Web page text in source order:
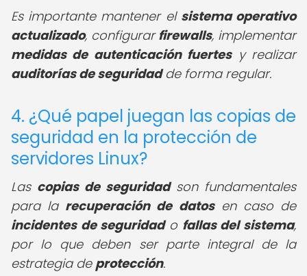
Es importante mantener el sistema operativo
actualizado, configurarfirewalls, implementar
medidas de autenticación fuertesy realizar
auditorías de seguridadde forma regular.
4. ¿Qué papel juegan las copias de
seguridad en la protección de
servidores Linux?
Las copias de seguridadson fundamentales
para la recuperación de datosen caso de
incidentes de seguridado fallas del sistema,
por lo que deben ser parte integral de la
estrategia de protección.